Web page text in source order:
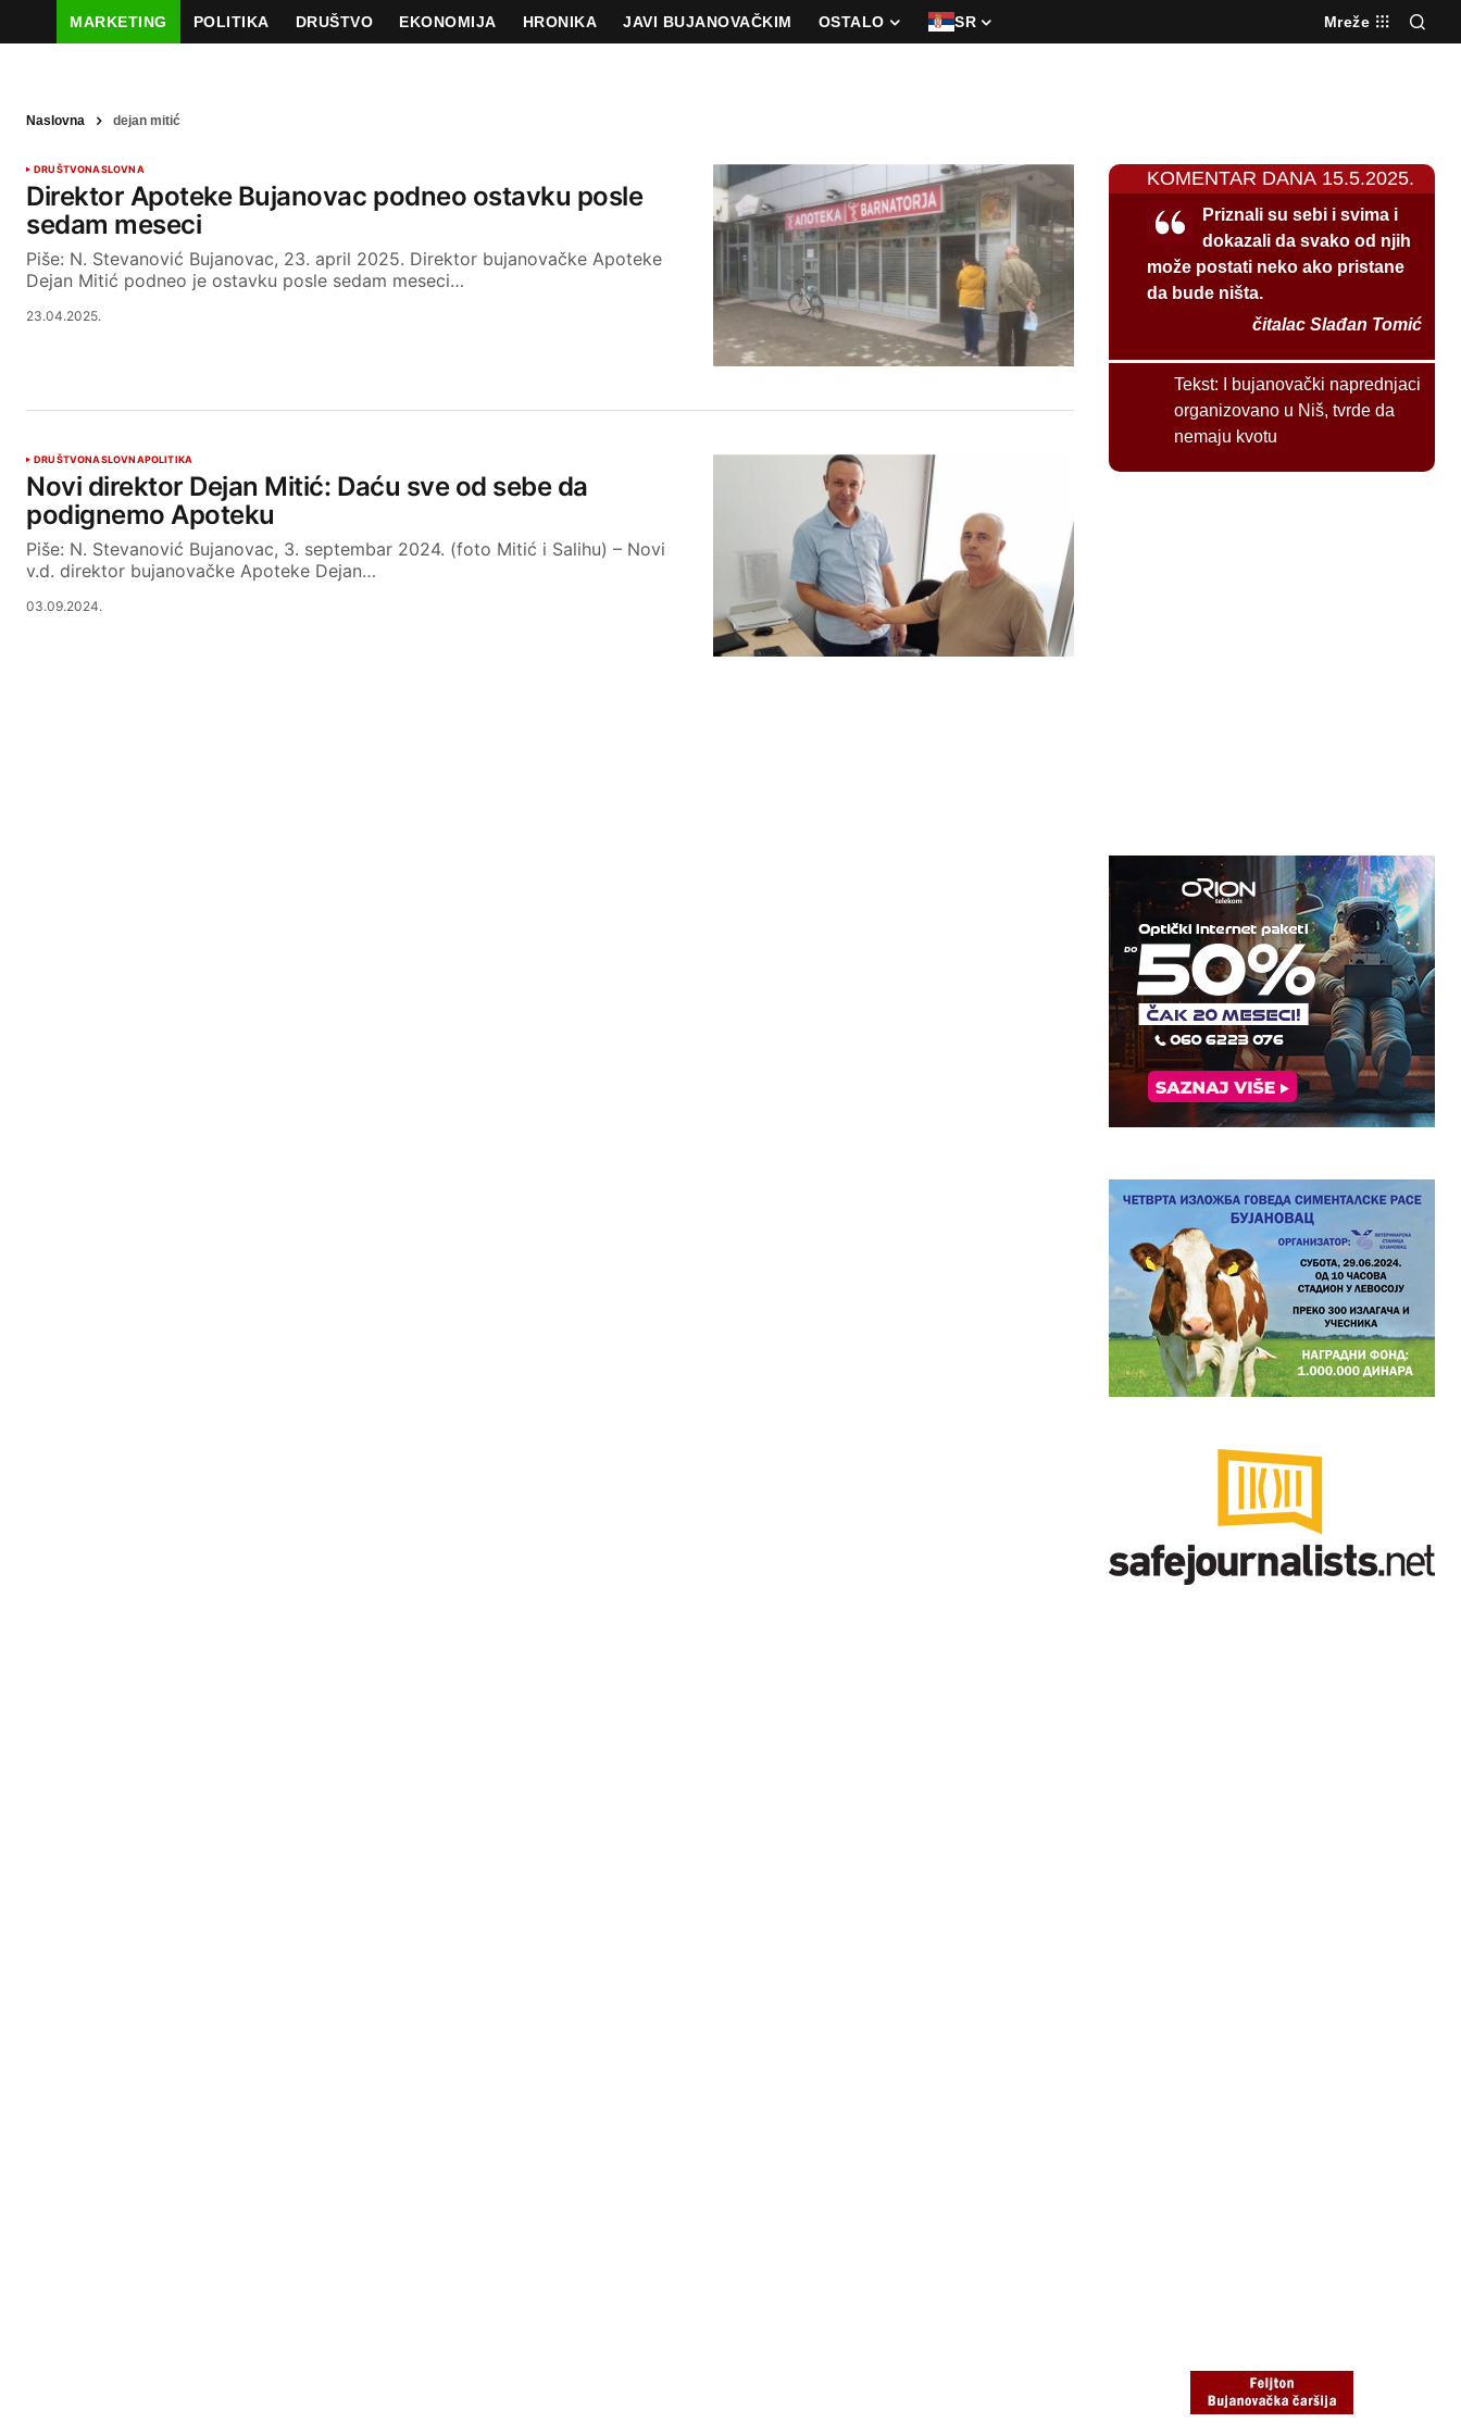
MARKETING POLITIKA DRUŠTVO EKONOMIJA HRONIKA JAVI BUJANOVAČKIM OSTALO SR Mreže
Naslovna dejan mitić
DRUŠTVONASLOVNA
Direktor Apoteke Bujanovac podneo ostavku posle
sedam meseci
Piše: N. Stevanović Bujanovac, 23. april 2025. Direktor bujanovačke Apoteke
Dejan Mitić podneo je ostavku posle sedam meseci…
23.04.2025.
DRUŠTVONASLOVNAPOLITIKA
Novi direktor Dejan Mitić: Daću sve od sebe da
podignemo Apoteku
Piše: N. Stevanović Bujanovac, 3. septembar 2024. (foto Mitić i Salihu) – Novi
v.d. direktor bujanovačke Apoteke Dejan…
03.09.2024.
KOMENTAR DANA 15.5.2025.
Priznali su sebi i svima i
dokazali da svako od njih
može postati neko ako pristane
da bude ništa.
čitalac Slađan Tomić
Tekst:
I bujanovački naprednjaci
organizovano u Niš, tvrde da
nemaju kvotu